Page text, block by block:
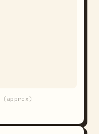
(approx)